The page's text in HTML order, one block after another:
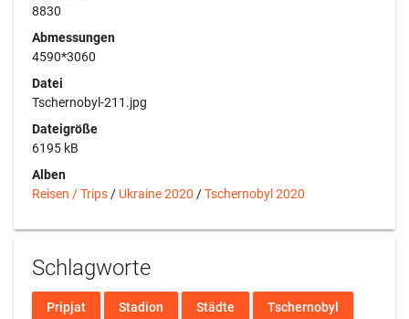
8830
Abmessungen
4590*3060
Datei
Tschernobyl-211.jpg
Dateigröße
6195 kB
Alben
Reisen / Trips / Ukraine 2020 /Tschernobyl 2020
Schlagworte
Pripjat Stadion Städte Tschernobyl